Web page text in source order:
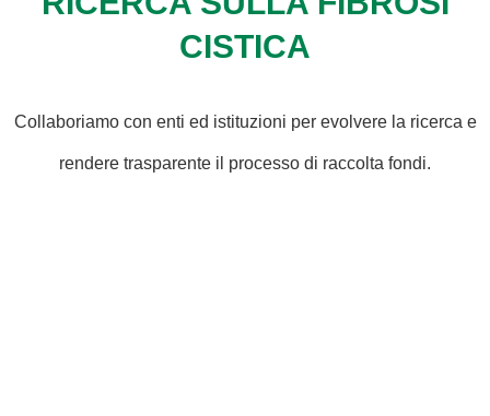
CISTICA
Collaboriamo con enti ed istituzioni per evolvere la ricerca e
rendere trasparente il processo di raccolta fondi.